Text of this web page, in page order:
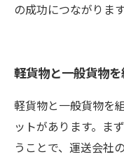
の成功につながります
軽貨物と一般貨物
軽貨物と一般貨物を
ットがあります。ま
うことで、運送会社